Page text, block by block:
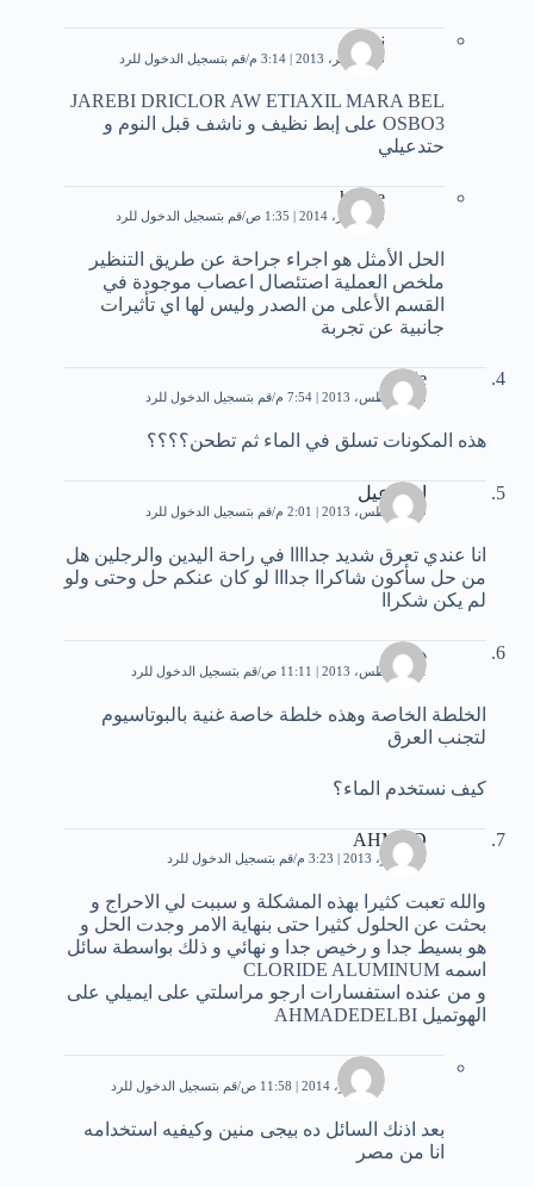
ندى
13 نوفمبر، 2013 | 3:14 م قم بتسجيل الدخول للرد
JAREBI DRICLOR AW ETIAXIL MARA BEL
OSBO3 على إبط نظيف و ناشف قبل النوم و
حتدعيلي
helwe
23 فبراير، 2014 | 1:35 ص قم بتسجيل الدخول للرد
الحل الأمثل هو اجراء جراحة عن طريق التنظير
ملخص العملية اصتئصال اعصاب موجودة في
القسم الأعلى من الصدر وليس لها اي تأثيرات
جانبية عن تجربة
arije
22 أغسطس، 2013 | 7:54 م قم بتسجيل الدخول للرد
هذه المكونات تسلق في الماء ثم تطحن؟؟؟؟
اسماعيل
29 أغسطس، 2013 | 2:01 م قم بتسجيل الدخول للرد
انا عندي تعرق شديد جداااا في راحة اليدين والرجلين هل
من حل سأكون شاكراا جدااا لو كان عنكم حل وحتى ولو
لم يكن شكراا
هردی
31 أغسطس، 2013 | 11:11 ص قم بتسجيل الدخول للرد
الخلطة الخاصة وهذه خلطة خاصة غنية بالبوتاسيوم
لتجنب العرق
كيف نستخدم الماء؟
AHMAD
3 سبتمبر، 2013 | 3:23 م قم بتسجيل الدخول للرد
والله تعبت كثيرا بهذه المشكلة و سببت لي الاحراج و
بحثت عن الحلول كثيرا حتى بنهاية الامر وجدت الحل و
هو بسيط جدا و رخيص جدا و نهائي و ذلك بواسطة سائل
اسمه CLORIDE ALUMINUM
و من عنده استفسارات ارجو مراسلتي على ايميلي على
الهوتميل AHMADEDELBI
محمد
1 سبتمبر، 2014 | 11:58 ص قم بتسجيل الدخول للرد
بعد اذنك السائل ده بيجى منين وكيفيه استخدامه
انا من مصر